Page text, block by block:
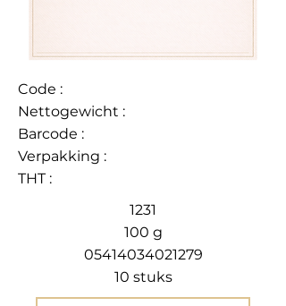
Code :
Nettogewicht :
Barcode :
Verpakking :
THT :
1231
100 g
05414034021279
10 stuks